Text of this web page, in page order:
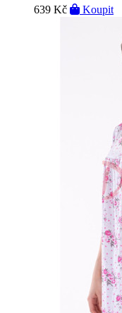
639 Kč
Koupit